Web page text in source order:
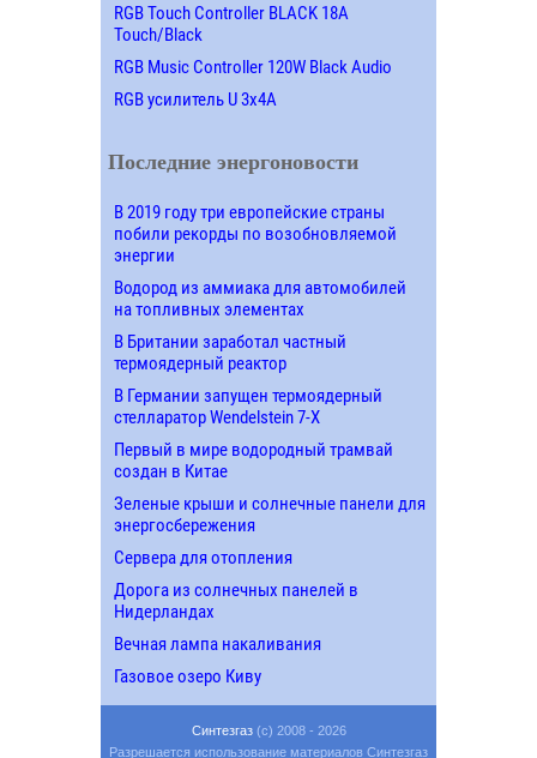
RGB Touch Controller BLACK 18A
Touch/Black
RGB Music Controller 120W Black Audio
RGB усилитель U 3х4A
Последние энергоновости
В 2019 году три европейские страны
побили рекорды по возобновляемой
энергии
Водород из аммиака для автомобилей
на топливных элементах
В Британии заработал частный
термоядерный реактор
В Германии запущен термоядерный
стелларатор Wendelstein 7-X
Первый в мире водородный трамвай
создан в Китае
Зеленые крыши и солнечные панели для
энергосбережения
Сервера для отопления
Дорога из солнечных панелей в
Нидерландах
Вечная лампа накаливания
Газовое озеро Киву
Синтезгаз(c) 2008 - 2026
Разрешается использование материалов Синтезгаз